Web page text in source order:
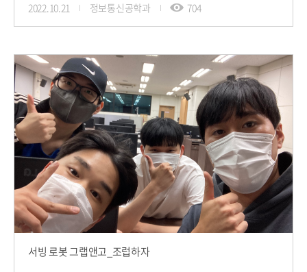
2022.10.21 정보통신공학과 704
서빙 로봇 그랩앤고_조럽하자